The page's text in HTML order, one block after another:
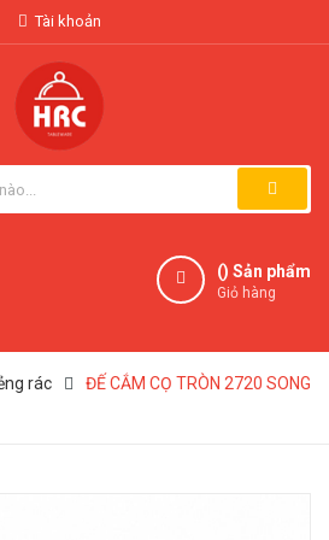
Tài khoản
() Sản phẩm
Giỏ hàng
rác
ĐẾ CẮM CỌ TRÒN 2720 SONG